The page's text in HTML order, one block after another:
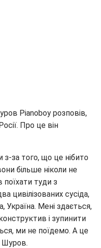
Pianoboy розповів,
Про це він
за того, що це нібито
більше ніколи не
поїхати туди з
цивілізованих сусіда,
Україна. Мені здається,
і зупинити
ми не поїдемо. А це
Шуров.